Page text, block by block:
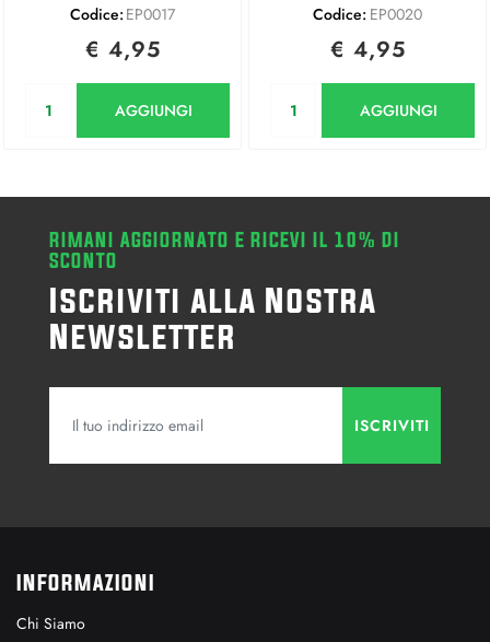
Codice: EP0017
€ 4,95
AGGIUNGI
Codice: EP0020
€ 4,95
AGGIUNGI
RIMANI AGGIORNATO E RICEVI IL 10% DI
SCONTO
Iscriviti alla Nostra
Newsletter
INFORMAZIONI
Chi Siamo